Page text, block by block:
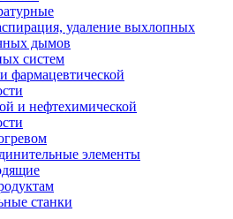
удаление выхлопных
дымов
систем
фармацевтической
и нефтехимической
элементы
станки